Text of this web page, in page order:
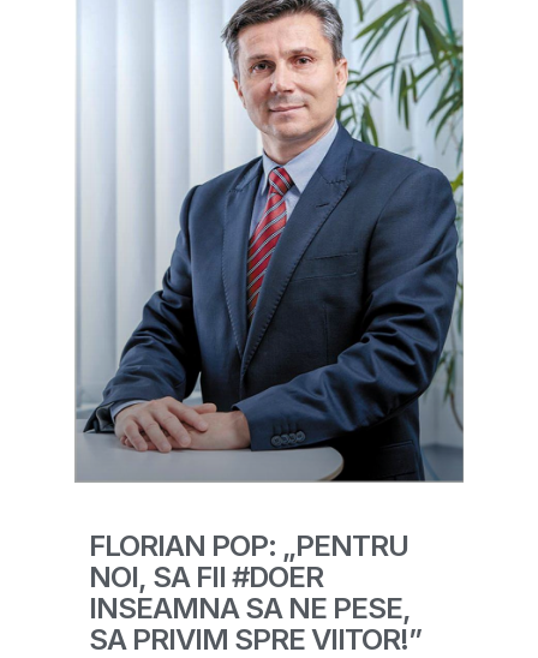
FLORIAN POP: „PENTRU
NOI, SA FII #DOER
INSEAMNA SA NE PESE,
SA PRIVIM SPRE VIITOR!”